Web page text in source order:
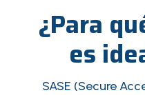
¿Para
es
SASE (Secure